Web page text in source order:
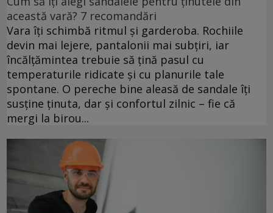
această vară? 7 recomandări
Vara îți schimbă ritmul și garderoba. Rochiile
devin mai lejere, pantalonii mai subțiri, iar
încălțămintea trebuie să țină pasul cu
temperaturile ridicate și cu planurile tale
spontane. O pereche bine aleasă de sandale îți
susține ținuta, dar și confortul zilnic – fie că
mergi la birou...